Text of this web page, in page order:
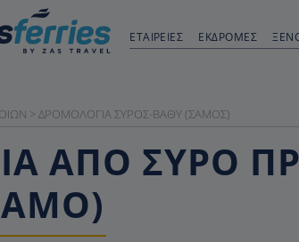
ΕΤΑΙΡΕΙΕΣ ΕΚΔΡΟΜΈΣ
> ΔΡΟΜΟΛΌΓΙΑ ΣΎΡΟΣ-ΒΑΘΎ (ΣΆΜΟΣ)
ΑΠΌ ΣΎΡΟ